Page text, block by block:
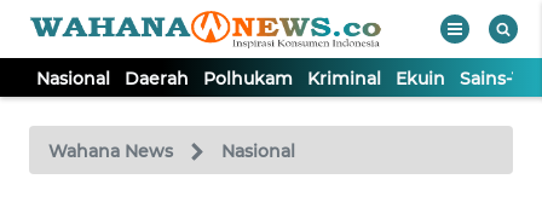
Nasional Daerah Polhukam Kriminal Ekuin Sains-
Wahana News Nasional
TV
Tutup